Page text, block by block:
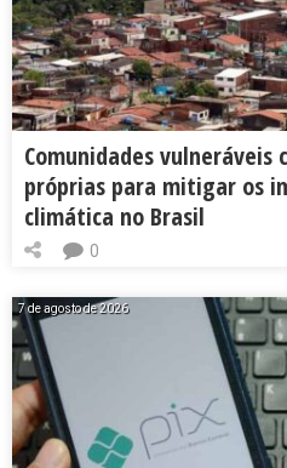
Comunidades
próprias para mitigar os
climática no Brasil
0
7 de agosto de 2026